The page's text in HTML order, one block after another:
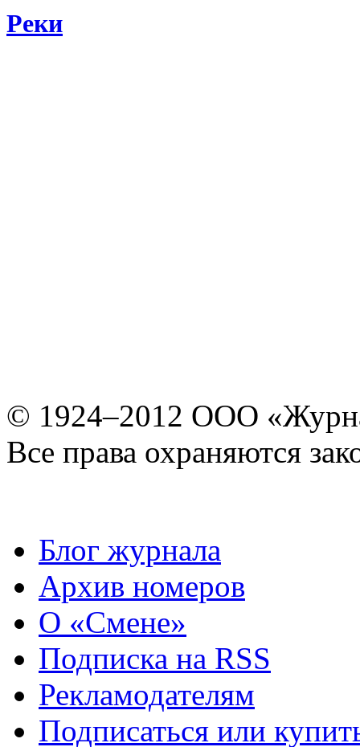
Реки
© 1924–2012 ООО
Все права охраняются
Блог журнала
Архив номеров
О «Смене»
Подписка на RSS
Рекламодателям
Подписаться или